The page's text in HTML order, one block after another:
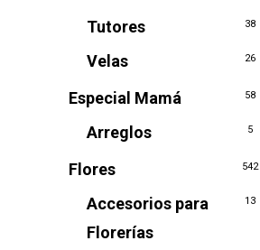
Tutores 38
Velas 26
Especial Mamá 58
Arreglos 5
Flores 542
Accesorios para
Florerías
13